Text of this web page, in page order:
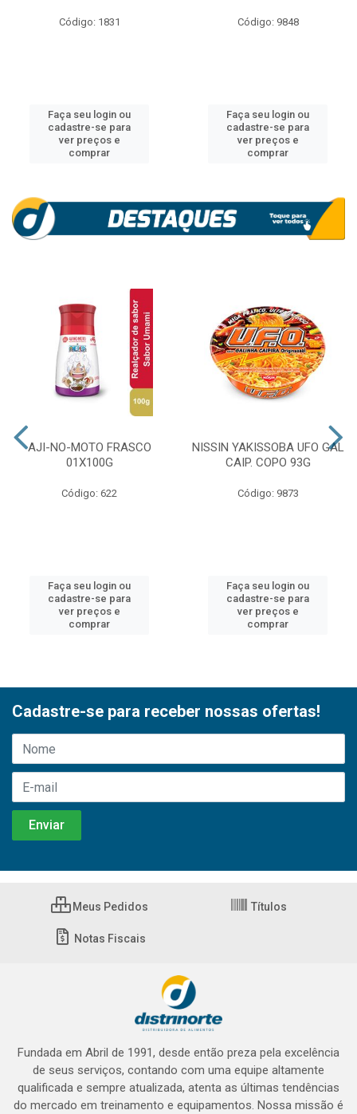
Código: 1831
Faça seu login ou
cadastre-se para
ver preços e
comprar
Código: 9848
Faça seu login ou
cadastre-se para
ver preços e
comprar
AJI-NO-MOTO FRASCO
01X100G
Código: 622
Faça seu login ou
cadastre-se para
ver preços e
comprar
NISSIN YAKISSOBA UFO GAL
CAIP. COPO 93G
Código: 9873
Faça seu login ou
cadastre-se para
ver preços e
comprar
Cadastre-se para receber nossas ofertas!
Meus Pedidos Títulos
Notas Fiscais
Fundada em Abril de 1991, desde então preza pela excelência
de seus serviços, contando com uma equipe altamente
qualificada e sempre atualizada, atenta as últimas tendências
do mercado em treinamento e equipamentos. Nossa missão é